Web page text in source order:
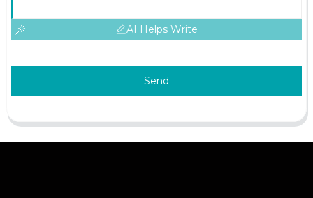
AI Helps Write
Send